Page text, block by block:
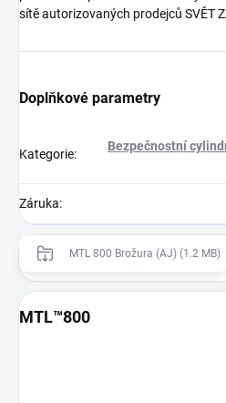
sítě autorizovaných prodejců SVĚT
Doplňkové parametry
Kategorie:
Bezpečnostní
Záruka:
MTL 800 Brožura (AJ) (1.2 MB)
MTL™800